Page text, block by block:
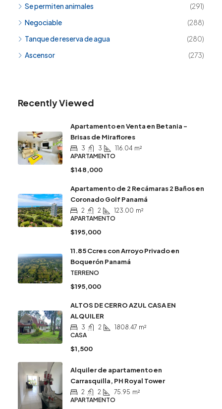
Se permiten animales
(291)
Negociable
(288)
Tanque de reserva de agua
(280)
Ascensor
(273)
Recently Viewed
Apartamento en Venta en Betania –
Brisas de Miraflores
3 3 116.04 m²
APARTAMENTO
$148,000
Apartamento de 2 Recámaras 2 Baños en
Coronado Golf Panamá
2 2 123.00 m²
APARTAMENTO
$195,000
11.85 Ccres con Arroyo Privado en
Boquerón Panamá
TERRENO
$195,000
ALTOS DE CERRO AZUL CASA EN
ALQUILER
3 2 1808.47 m²
CASA
$1,500
Alquiler de apartamento en
Carrasquilla, PH Royal Tower
2 2 75.95 m²
APARTAMENTO